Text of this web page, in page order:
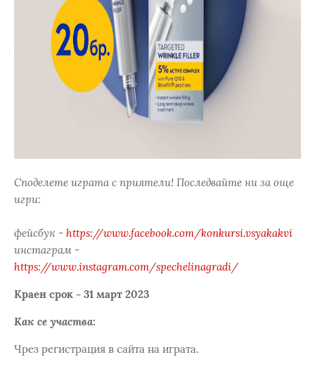
Споделете играта с приятели! Последвайте ни за още
игри:
фейсбук - https://www.facebook.com/konkursi.vsyakakvi
инстаграм -
https://www.instagram.com/spechelinagradi/
Краен срок - 31 март 2023
Как се участва:
Чрез регистрация в сайта на играта.